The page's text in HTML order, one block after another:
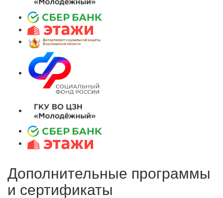
Дополнительные программы
и сертификаты